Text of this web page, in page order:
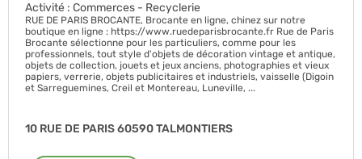
Activité : Commerces - Recyclerie
RUE DE PARIS BROCANTE, Brocante en ligne, chinez sur notre
boutique en ligne : https://www.ruedeparisbrocante.fr Rue de Paris
Brocante sélectionne pour les particuliers, comme pour les
professionnels, tout style d'objets de décoration vintage et antique,
objets de collection, jouets et jeux anciens, photographies et vieux
papiers, verrerie, objets publicitaires et industriels, vaisselle (Digoin
et Sarreguemines, Creil et Montereau, Luneville, ...
10 RUE DE PARIS 60590 TALMONTIERS